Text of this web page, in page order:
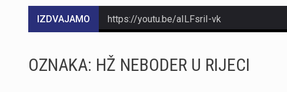
IZDVAJAMO https://youtu.be/aILFsriI-vk
OZNAKA: HŽ NEBODER U RIJECI